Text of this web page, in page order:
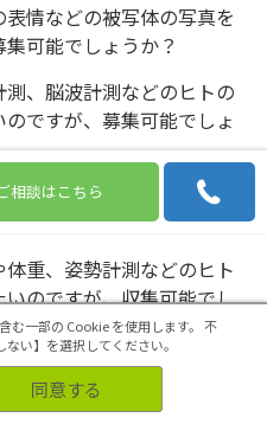
情などの被写体の写真を
可能でしょうか？
測、脳波計測などのヒトの
ですが、募集可能でしょ
情などの画像データを募
能でしょうか？
重、姿勢計測などのヒト
のですが、収集可能でし
などのヒトの生体データ
集可能でしょうか？
相談はこちら
む一部の Cookie を使用します。 不
い】を選択してください。
同意する